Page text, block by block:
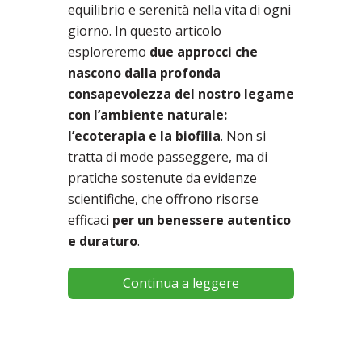
equilibrio e serenità nella vita di ogni
giorno. In questo articolo
esploreremo due approcci che
nascono dalla profonda
consapevolezza del nostro legame
con l’ambiente naturale:
l’ecoterapia e la biofilia. Non si
tratta di mode passeggere, ma di
pratiche sostenute da evidenze
scientifiche, che offrono risorse
efficaci per un benessere autentico
e duraturo.
Continua a leggere